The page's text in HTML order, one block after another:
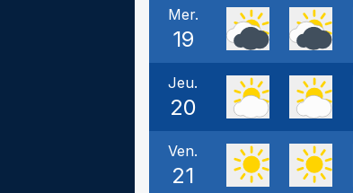
Mer.
19
Jeu.
20
Ven.
21